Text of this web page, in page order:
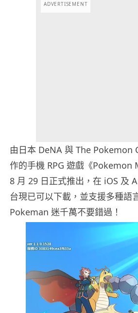
ADVERTISEMENT
由日本 DeNA 與 The Pokemon
作的手機 RPG 遊戲《Pokemon
8 月 29 日正式推出，在 iOS 及
台現已可以下載，並支援多種語
Pokeman 迷千萬不要錯過！